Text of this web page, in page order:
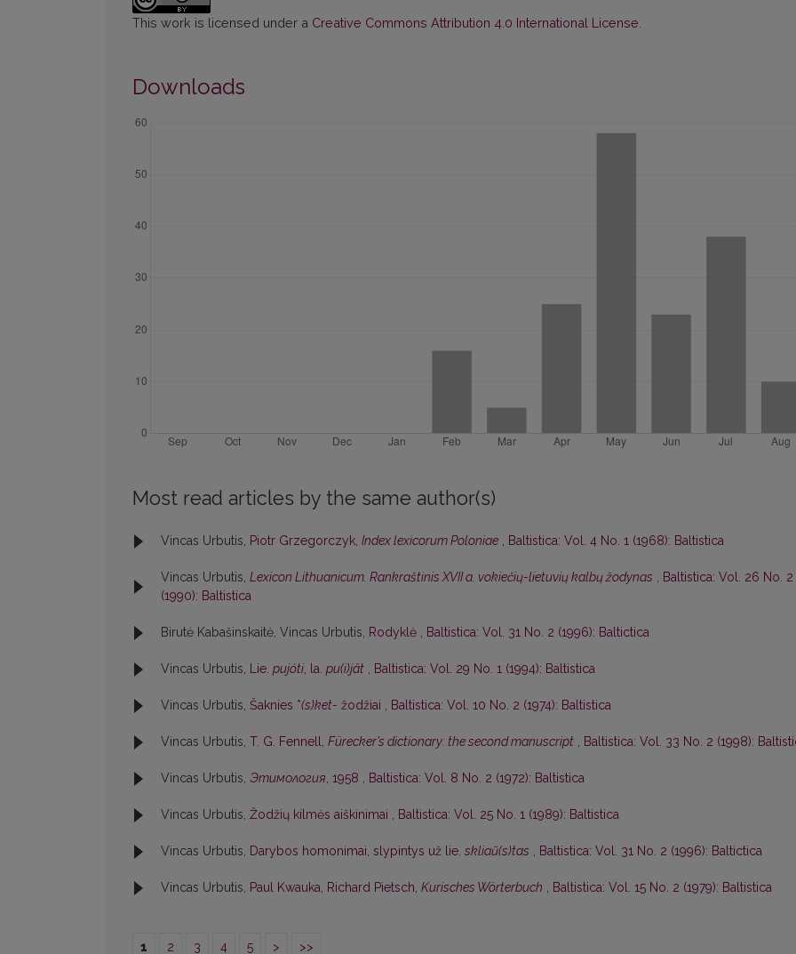
This work is licensed under a Creative Commons Attribution 4.0 International License
Downloads
Most read articles by the same author(s)
Vincas Urbutis, Piotr Grzegorczyk, Index lexicorum Poloniae , Baltistica: Vol. 4 No. 1 (1968): Baltistica
Vincas Urbutis, Lexicon Lithuanicum. Rankraštinis XVII a. vokiečių-lietuvių kalbų žodynas , Baltistica: Vol. 26 No. 2
(1990): Baltistica
Birutė Kabašinskaitė, Vincas Urbutis, Rodyklė , Baltistica: Vol. 31 No. 2 (1996): Baltictica
Vincas Urbutis, Lie. pujóti, la. pu(i)jât , Baltistica: Vol. 29 No. 1 (1994): Baltistica
Vincas Urbutis, Šaknies *(s)ket- žodžiai , Baltistica: Vol. 10 No. 2 (1974): Baltistica
Vincas Urbutis, T. G. Fennell, Fürecker’s dictionary: the second manuscript , Baltistica: Vol. 33 No. 2 (1998):
Vincas Urbutis, Этимология, 1958 , Baltistica: Vol. 8 No. 2 (1972): Baltistica
Vincas Urbutis, Žodžių kilmės aiškinimai , Baltistica: Vol. 25 No. 1 (1989): Baltistica
Vincas Urbutis, Darybos homonimai, slypintys už lie. skliaũ(s)tas , Baltistica: Vol. 31 No. 2 (1996): Baltictica
Vincas Urbutis, Paul Kwauka, Richard Pietsch, Kurisches Wörterbuch , Baltistica: Vol. 15 No. 2 (1979): Baltistica
1 2 3 4 5 > >>